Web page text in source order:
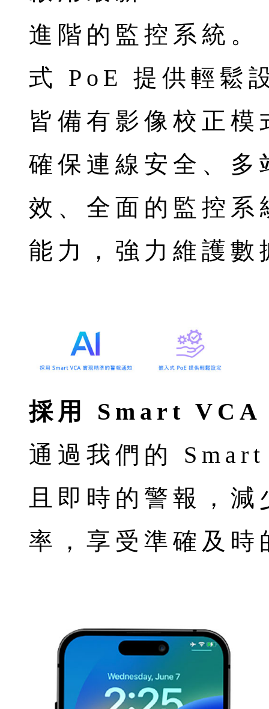
進階的監控系統
式 PoE 提供輕鬆
皆備有影像校正
確保連線安全、
效、全面的監控
能力，強力維護數
採用 Smart VCA
通過我們的
且即時的警報，
率，享受準確及時